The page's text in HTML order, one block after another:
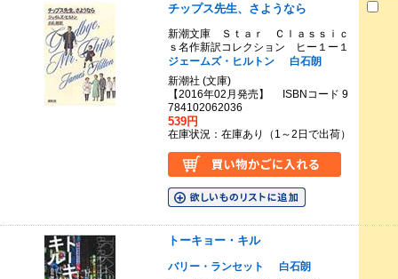
チップス先生、さようなら
新潮文庫 Ｓｔａｒ Ｃｌａｓｓｉｃ
ｓ名作新訳コレクション ヒー１ー１
ジェームズ・ヒルトン
白石朗
新潮社 (文庫)
【2016年02月発売】 ISBNコード 9
784102062036
539円
在庫状況：在庫あり（1～2日で出荷）
トーキョー・キル
バリー・ランセット
白石朗